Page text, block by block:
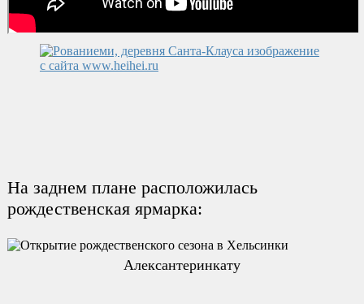
На заднем плане расположилась
рождественская ярмарка:
Алексантеринкату